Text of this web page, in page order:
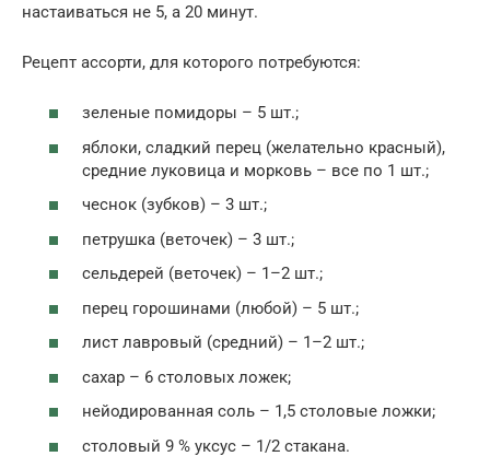
настаиваться не 5, а 20 минут.
Рецепт ассорти, для которого потребуются:
зеленые помидоры – 5 шт.;
яблоки, сладкий перец (желательно красный),
средние луковица и морковь – все по 1 шт.;
чеснок (зубков) – 3 шт.;
петрушка (веточек) – 3 шт.;
сельдерей (веточек) – 1–2 шт.;
перец горошинами (любой) – 5 шт.;
лист лавровый (средний) – 1–2 шт.;
сахар – 6 столовых ложек;
нейодированная соль – 1,5 столовые ложки;
столовый 9 % уксус – 1/2 стакана.